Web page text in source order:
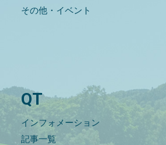
その他・イベント
QT
インフォメーション
記事一覧